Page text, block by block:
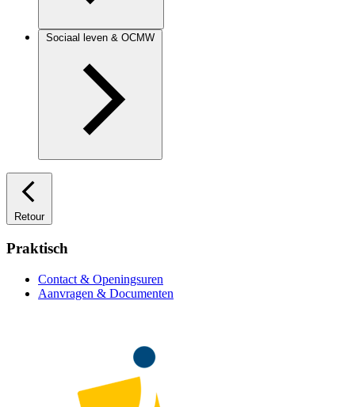
Sociaal leven & OCMW
Retour
Praktisch
Contact & Openingsuren
Aanvragen & Documenten